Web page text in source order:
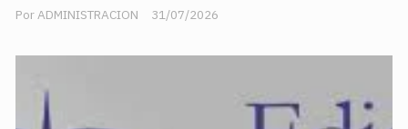
ADMINISTRACION 31/07/2026